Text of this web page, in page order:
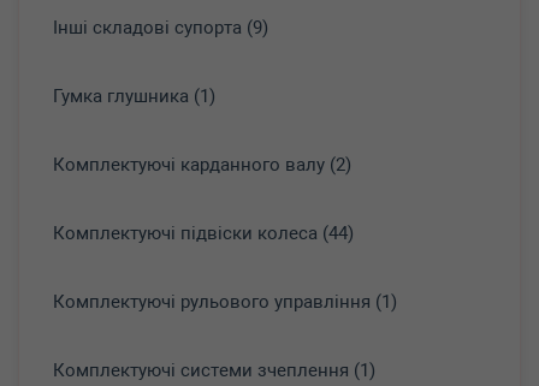
Інші складові супорта (9)
Гумка глушника (1)
Комплектуючі карданного валу (2)
Комплектуючі підвіски колеса (44)
Комплектуючі рульового управління (1)
Комплектуючі системи зчеплення (1)